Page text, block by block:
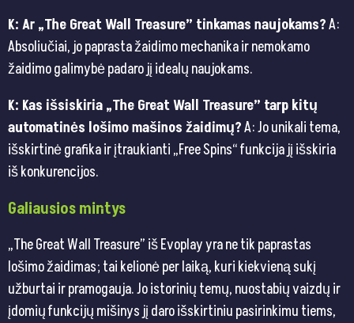
K: Ar „The Great Wall Treasure” tinkamas naujokams?A:
Absoliučiai, jo paprasta žaidimo mechanika ir nemokamo
žaidimo galimybė padaro jį idealų naujokams.
K: Kas išsiskiria „The Great Wall Treasure” tarp kitų
automatinės lošimo mašinos žaidimų?A: Jo unikali tema,
išskirtinė grafika ir įtraukianti „Free Spins“ funkcija jį išskiria
iš konkurencijos.
Galiausios mintys
„The Great Wall Treasure” iš Evoplay yra ne tik paprastas
lošimo žaidimas; tai kelionė per laiką, kuri kiekvieną sukį
užburtai ir pramogauja. Jo istorinių temų, nuostabių vaizdų ir
įdomių funkcijų mišinys jį daro išskirtiniu pasirinkimu tiems,